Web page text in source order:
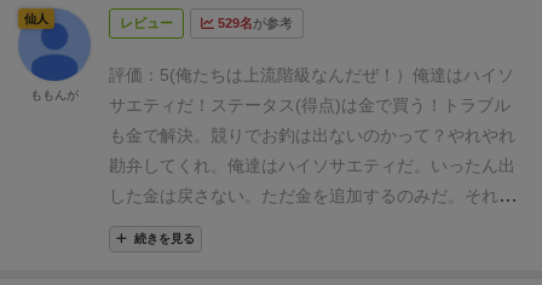
初心者への敷居はかなり低く、プレイ時間も短いの
います。（モダンアートとかすごく難しい印象が強く
て…。あ、ルールの事じゃないですよ。あくまでも勝
ち筋のことです。笑）ルールは単純で、シャッフルし
た「財産カード」を順番に表にするので、このカード
の獲得をめぐって全員で「競り」をするだけ。
手札と
して「お金カード」が全員共通で色違いの一式（１１
買い漁るらしい。オークションに出されるカードは
1〜10のプラス資産、0と-5のマイナス資産、赤枠の×2
が3枚と1/2が1枚の全部で16枚。赤枠の4枚目が見えた
らそこで打ち切りになるため、このうちざっくり12枚
前後が競りの対象になるか。 と考えれば、1060億も
の大金の使い道も自ずと見えてくる。ポイントの一つ
はこの感覚、相場の感覚と呼ぼうか。1〜10の得点と
なる資産カードの合計は55、マイナスカードや赤枠の
カードもあるが、ざっくり55点をプレイ人数で割って
するゲームの流れ前のラウンドの獲得者がスタート
全員がパスをしたら落札
逮捕・事故・1/2タイルの
場合、パスをしたプレイヤーが獲得 それ以外のプレ
イヤーは競りで出したマネーカードを没収される
逮捕タイルは数字タイル1枚を選んで除外するまだ
持っていない場合、初めて獲得した数字タイルを即座
に失う得点計算
レビュー 529名が参考
評価 ：5(俺たちは上流階級なんだぜ！） 俺達はハイソ
サエティだ！ ステータス(得点)は金で買う！
トラブル
も金で解決。 競りでお釣は出ないのかって？ やれやれ
勘弁してくれ。 俺達はハイソサエティだ。いったん出
した金は戻さない。 ただ金を追加するのみだ。 それが
出来なきゃ、お家へ帰ってパパにお小遣いもらってき
な！その時がきたら一番ステータスが多い奴がナンバ
続きを見る
仙人
ももんが